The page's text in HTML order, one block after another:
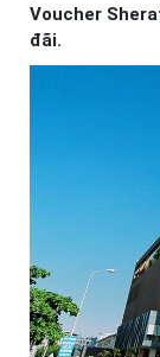
Voucher
đãi.